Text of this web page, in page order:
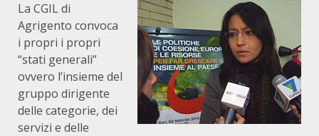
La CGIL di
Agrigento convoca
i propri i propri
“stati generali”
ovvero l’insieme del
gruppo dirigente
delle categorie, dei
servizi e delle